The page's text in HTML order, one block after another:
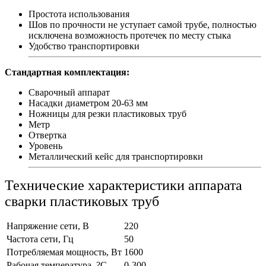
Простота использования
Шов по прочности не уступает самой трубе, полностью
исключена возможность протечек по месту стыка
Удобство транспортировки
Стандартная комплектация:
Сварочный аппарат
Насадки диаметром 20-63 мм
Ножницы для резки пластиковых труб
Метр
Отвертка
Уровень
Металлический кейс для транспортировки
Технические характеристики аппарата
сварки пластиковых труб
Напряжение сети, В
220
Частота сети, Гц
50
Потребляемая мощность, Вт 1600